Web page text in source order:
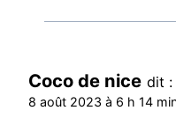
Coco de nice dit :
8 août 2023 à 6 h 14